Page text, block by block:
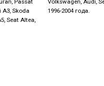
Passat
A3, Skoda
Seat Altea,
Volkswagen, Audi,
1996-2004 года.